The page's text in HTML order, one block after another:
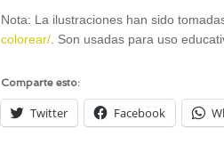
Nota: La ilustraciones han sido
colorear/. Son usadas para uso
Comparte esto:
Twitter Facebook